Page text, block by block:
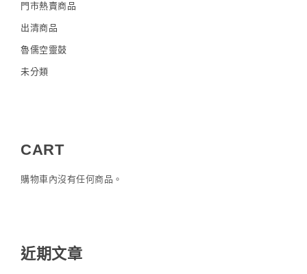
門市熱賣商品
出清商品
魯儒空靈鼓
未分類
CART
購物車內沒有任何商品。
近期文章